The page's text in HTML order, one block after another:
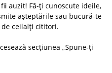
auzit! Fă-ți cunoscute ideile,
așteptările sau bucură-te
ceilalți cititori.
secțiunea „Spune-ți